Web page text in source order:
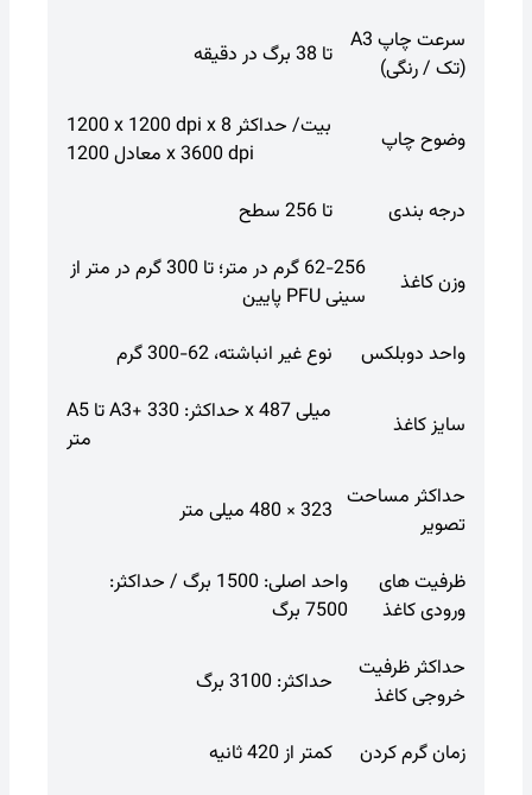
سرعت چاپ A3
(تک / رنگی)
تا 38 برگ در دقیقه
وضوح چاپ
1200 x 1200 dpi x 8 بیت/ حداکثر
معادل 1200 x 3600 dpi
درجه بندی
تا 256 سطح
وزن کاغذ
62-256 گرم در متر؛ تا 300 گرم در متر از
سینی PFU پایین
واحد دوبلکس
نوع غیر انباشته، 62-300 گرم
سایز کاغذ
A5 تا A3+ حداکثر: 330 x 487 میلی
متر
حداکثر مساحت
تصویر
323 × 480 میلی متر
ظرفیت های
ورودی کاغذ
واحد اصلی: 1500 برگ / حداکثر:
7500 برگ
حداکثر ظرفیت
خروجی کاغذ
حداکثر: 3100 برگ
زمان گرم کردن
کمتر از 420 ثانیه